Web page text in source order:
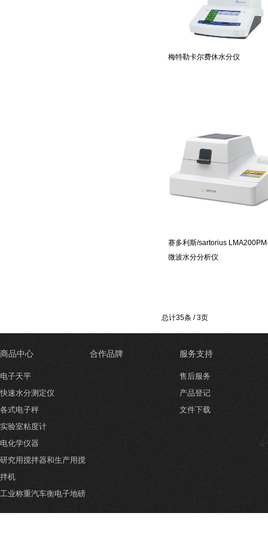
梅特勒卡尔费休水分仪
赛多利斯/sartorius
微波水分分析仪
总计35条 / 3页
商品中心
电子天平
快速水分测定仪
各式电子秤
实验室粘度计
电化学仪器
研究用搅拌器和生产用搅
拌机
工业称重汽车衡电子地磅
合作品牌 服务支持
售后服务
产品登记
文件下载